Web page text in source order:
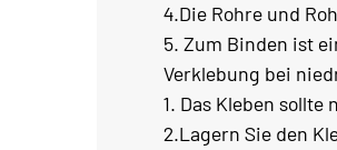
4.Die Rohre und
5. Zum Binden ist
Verklebung bei
1. Das Kleben
2.Lagern Sie den